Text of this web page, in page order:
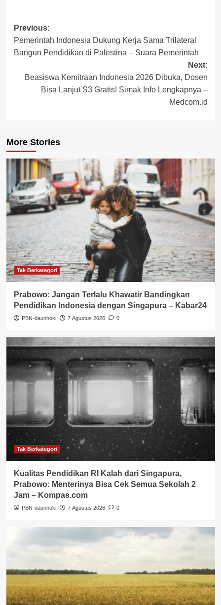
Post
navigation
Previous:
Pemerintah Indonesia Dukung Kerja Sama Trilateral
Bangun Pendidikan di Palestina – Suara Pemerintah
Next:
Beasiswa Kemitraan Indonesia 2026 Dibuka, Dosen
Bisa Lanjut S3 Gratis! Simak Info Lengkapnya –
Medcom.id
More Stories
Tak Berkategori
Prabowo: Jangan Terlalu Khawatir Bandingkan
Pendidikan Indonesia dengan Singapura – Kabar24
PBN-daunhoki 7 Agustus 2026 0
Tak Berkategori
Kualitas Pendidikan RI Kalah dari Singapura,
Prabowo: Menterinya Bisa Cek Semua Sekolah 2
Jam – Kompas.com
PBN-daunhoki 7 Agustus 2026 0